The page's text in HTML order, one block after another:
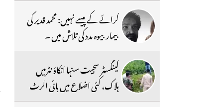
کرائے کے پیسے نہیں: محمد قدیر کی
بیمار بیوہ مدد کی تلاش میں ۔
گینگسٹر سجیت سنہا انکاؤنٹرمیں
ہلاک، کئی اضلاع میں ہائی الرٹ